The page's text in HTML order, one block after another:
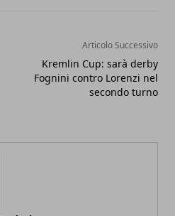
Articolo Successivo
Kremlin Cup: sarà derby
Fognini contro Lorenzi nel
secondo turno